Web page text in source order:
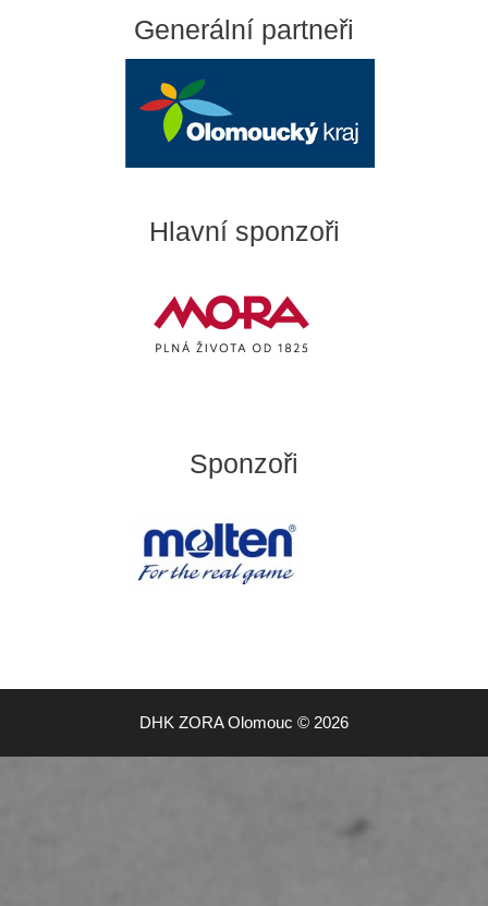
Generální partneři
Hlavní sponzoři
Sponzoři
DHK ZORA Olomouc © 2026